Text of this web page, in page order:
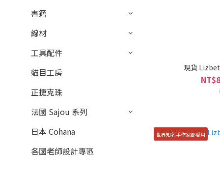
書籍
線材
工具配件
貓目工房
正捷克珠
法國 Sajou 系列
日本 Cohana
各國老師設計專區
現貨
世界知名手作家都愛用